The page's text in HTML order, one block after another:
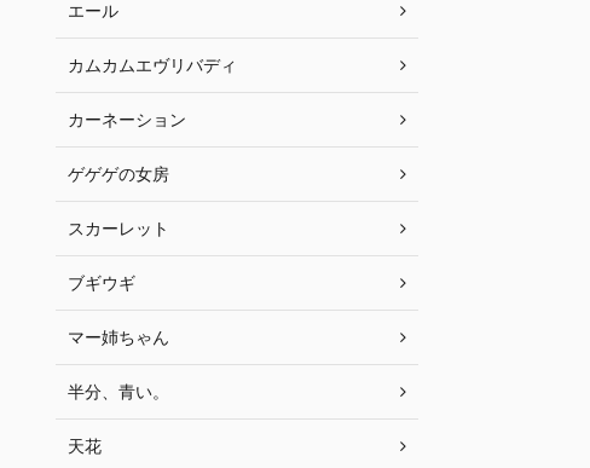
エール
カムカムエヴリバディ
カーネーション
ゲゲゲの女房
スカーレット
ブギウギ
マー姉ちゃん
半分、青い。
天花